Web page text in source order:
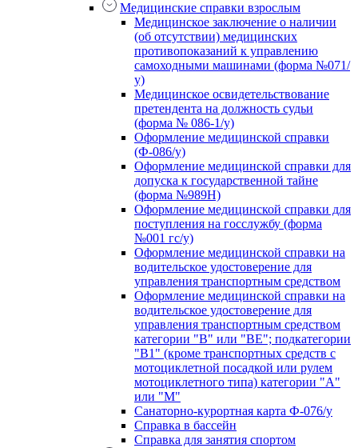
Медицинские справки взрослым
Медицинское заключение о наличии
(об отсутствии) медицинских
противопоказаний к управлению
самоходными машинами (форма №071/
у)
Медицинское освидетельствование
претендента на должность судьи
(форма № 086-1/у)
Оформление медицинской справки
(Ф-086/у)
Оформление медицинской справки для
допуска к государственной тайне
(форма №989Н)
Оформление медицинской справки для
поступления на госслужбу (форма
№001 гс/у)
Оформление медицинской справки на
водительское удостоверение для
управления транспортным средством
Оформление медицинской справки на
водительское удостоверение для
управления транспортным средством
категории "В" или "BE"; подкатегории
"В1" (кроме транспортных средств с
мотоциклетной посадкой или рулем
мотоциклетного типа) категории "А"
или "М"
Санаторно-курортная карта Ф-076/у
Справка в бассейн
Справка для занятия спортом